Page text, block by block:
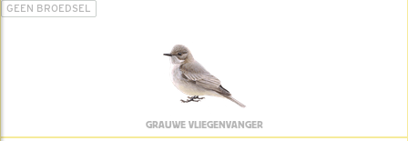
GEEN BROEDSEL
GRAUWE VLIEGENVANGER